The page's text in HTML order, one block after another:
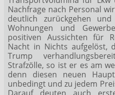
Nachfrage nach Personal
deutlich zurückgehen
Wohnungen und
positiven Aussichten für
Nacht in Nichts aufgelöst,
Trump
Strafzölle, so ist er es am
denn diesen neuen
unbedingt und zu jedem